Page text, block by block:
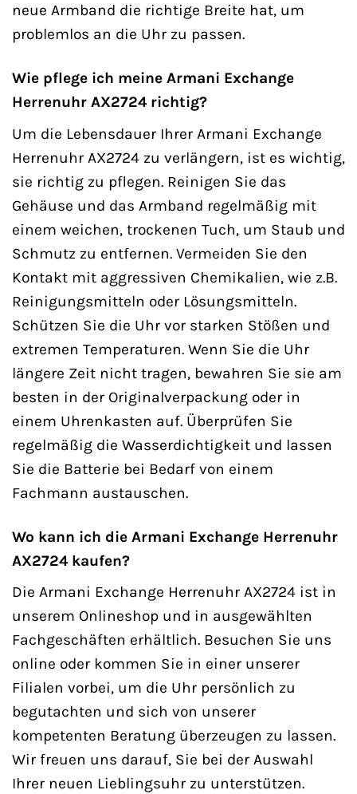
neue Armband die richtige Breite hat, um
problemlos an die Uhr zu passen.
Wie pflege ich meine Armani Exchange
Herrenuhr AX2724 richtig?
Um die Lebensdauer Ihrer Armani Exchange
Herrenuhr AX2724 zu verlängern, ist es wichtig,
sie richtig zu pflegen. Reinigen Sie das
Gehäuse und das Armband regelmäßig mit
einem weichen, trockenen Tuch, um Staub und
Schmutz zu entfernen. Vermeiden Sie den
Kontakt mit aggressiven Chemikalien, wie z.B.
Reinigungsmitteln oder Lösungsmitteln.
Schützen Sie die Uhr vor starken Stößen und
extremen Temperaturen. Wenn Sie die Uhr
längere Zeit nicht tragen, bewahren Sie sie am
besten in der Originalverpackung oder in
einem Uhrenkasten auf. Überprüfen Sie
regelmäßig die Wasserdichtigkeit und lassen
Sie die Batterie bei Bedarf von einem
Fachmann austauschen.
Wo kann ich die Armani Exchange Herrenuhr
AX2724 kaufen?
Die Armani Exchange Herrenuhr AX2724 ist in
unserem Onlineshop und in ausgewählten
Fachgeschäften erhältlich. Besuchen Sie uns
online oder kommen Sie in einer unserer
Filialen vorbei, um die Uhr persönlich zu
begutachten und sich von unserer
kompetenten Beratung überzeugen zu lassen.
Wir freuen uns darauf, Sie bei der Auswahl
Ihrer neuen Lieblingsuhr zu unterstützen.